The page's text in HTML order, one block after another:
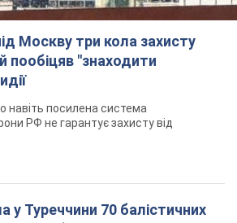
Москву три кола захисту
пообіцяв "знаходити
навіть посилена система
РФ не гарантує захисту від
у Туреччини 70 балістичних